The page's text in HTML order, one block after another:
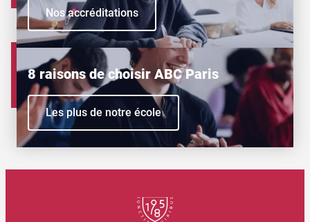
Nos accréditations
8 raisons de choisir ABC Paris
Les plus de notre école